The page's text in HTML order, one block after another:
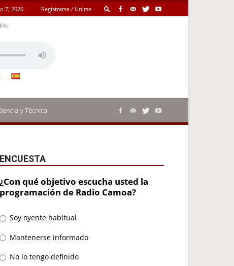
7, 2026 Registrarse / Unirse
y Técnica
ENCUESTA
¿Con qué objetivo escucha usted la
programación de Radio Camoa?
Soy oyente habitual
Mantenerse informado
No lo tengo definido